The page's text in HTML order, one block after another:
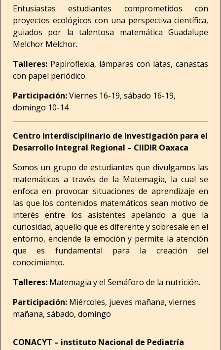
Entusiastas estudiantes comprometidos con
proyectos ecológicos con una perspectiva científica,
guiados por la talentosa matemática Guadalupe
Melchor Melchor.
Talleres: Papiroflexia, lámparas con latas, canastas
con papel periódico.
Participación:Viernes 16-19, sábado 16-19,
domingo 10-14
Centro Interdisciplinario de Investigación para el
Desarrollo Integral Regional – CIIDIR Oaxaca
Somos un grupo de estudiantes que divulgamos las
matemáticas a través de la Matemagia, la cual se
enfoca en provocar situaciones de aprendizaje en
las que los contenidos matemáticos sean motivo de
interés entre los asistentes apelando a que la
curiosidad, aquello que es diferente y sobresale en el
entorno, enciende la emoción y permite la atención
que es fundamental para la creación del
conocimiento.
Talleres: Matemagia y el Semáforo de la nutrición.
Participación: Miércoles, jueves mañana, viernes
mañana, sábado, domingo
CONACYT – instituto Nacional de Pediatría